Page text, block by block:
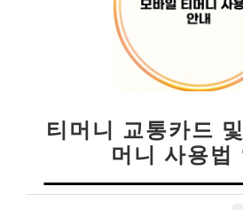
티머니 교통카드
머니 사용법